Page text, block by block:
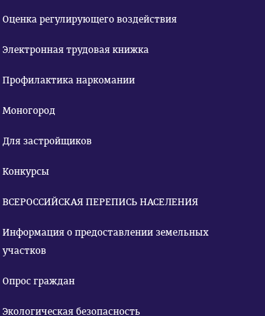
Оценка регулирующего воздействия
Электронная трудовая книжка
Профилактика наркомании
Моногород
Для застройщиков
Конкурсы
ВСЕРОССИЙСКАЯ ПЕРЕПИСЬ НАСЕЛЕНИЯ
Информация о предоставлении земельных
участков
Опрос граждан
Экологическая безопасность